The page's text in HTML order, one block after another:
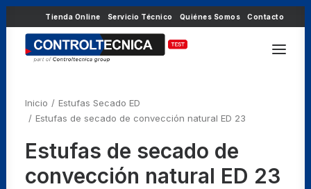
Tienda Online Servicio Técnico Quiénes Somos Contacto
Inicio
Estufas Secado ED
Estufas de secado de convección natural ED 23
Estufas de secado de
convección natural ED 23